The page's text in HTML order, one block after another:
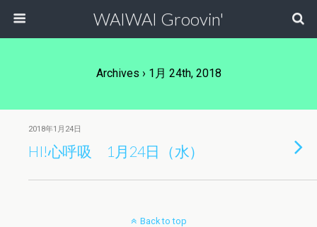
WAIWAI Groovin'
Archives › 1月 24th, 2018
2018年1月24日
HI!心呼吸 1月24日（水）
Back to top